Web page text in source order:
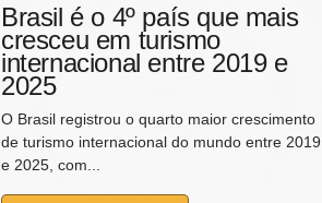
Brasil é o 4º país que mais
cresceu em turismo
internacional entre 2019 e
2025
O Brasil registrou o quarto maior crescimento
de turismo internacional do mundo entre 2019
e 2025, com...